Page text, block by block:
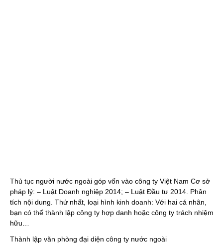
Thủ tục người nước ngoài góp vốn vào công ty Việt Nam Cơ sở
pháp lý: – Luật Doanh nghiệp 2014; – Luật Đầu tư 2014. Phân
tích nội dung. Thứ nhất, loại hình kinh doanh: Với hai cá nhân,
bạn có thể thành lập công ty hợp danh hoặc công ty trách nhiệm
hữu…
Thành lập văn phòng đại diện công ty nước ngoài